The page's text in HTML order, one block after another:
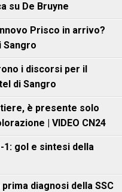
su De Bruyne
Prisco in arrivo?
Sangro
i discorsi per il
di Sangro
è presente solo
| VIDEO CN24
1: gol e sintesi della
diagnosi della SSC